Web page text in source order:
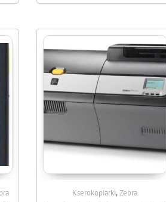
Kserokopiarki,Zebra